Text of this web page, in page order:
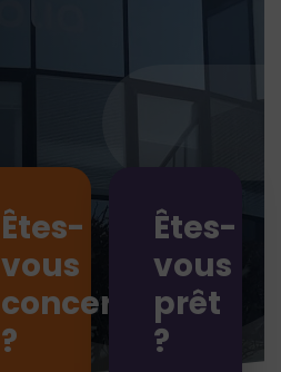
Êtes-
vous
concerné
?
Êtes-
vous
prêt
?